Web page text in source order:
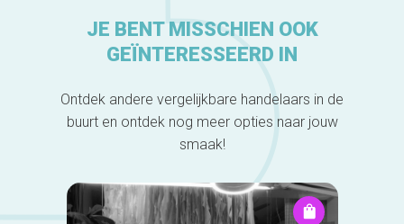
JE BENT MISSCHIEN OOK
GEÏNTERESSEERD IN
Ontdek andere vergelijkbare handelaars in de
buurt en ontdek nog meer opties naar jouw
smaak!